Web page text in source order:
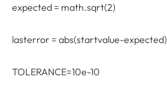
expected = math.sqrt(2)
lasterror = abs(startvalue-expected)
TOLERANCE=10e-10